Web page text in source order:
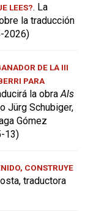
LEES?. La
la traducción
2026)
DE LA III
PARA
la obraAls
Jürg Schubiger,
Gómez
13)
CONSTRUYE
traductora